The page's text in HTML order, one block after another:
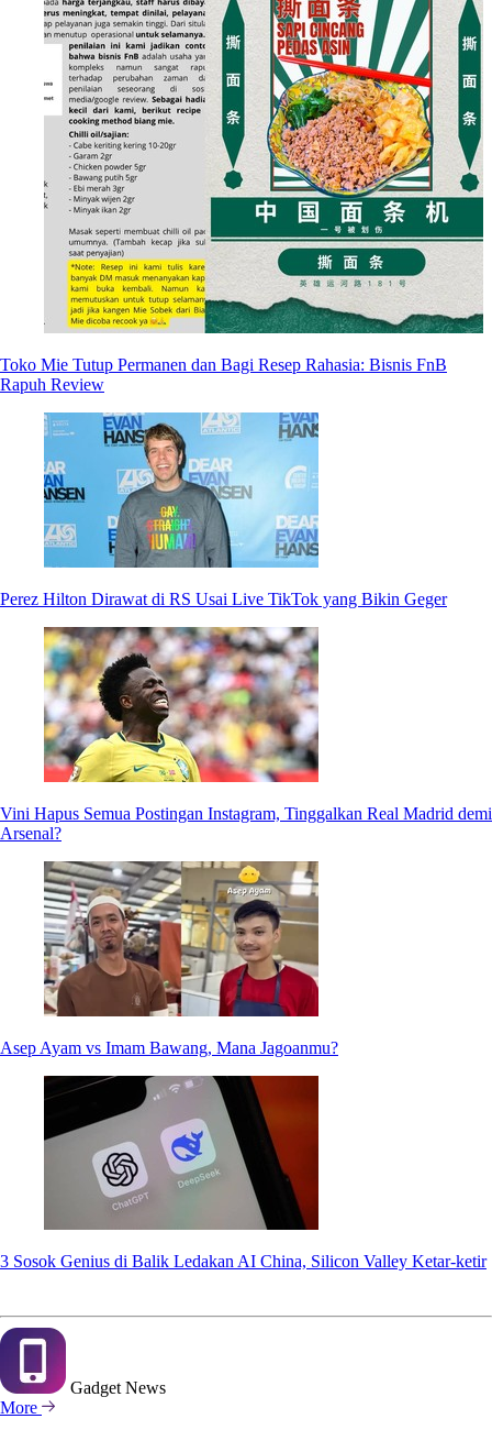
Toko Mie Tutup Permanen dan Bagi Resep Rahasia: Bisnis FnB
Rapuh Review
Perez Hilton Dirawat di RS Usai Live TikTok yang Bikin Geger
Vini Hapus Semua Postingan Instagram, Tinggalkan Real Madrid demi
Arsenal?
Asep Ayam vs Imam Bawang, Mana Jagoanmu?
3 Sosok Genius di Balik Ledakan AI China, Silicon Valley Ketar-ketir
Gadget News
More